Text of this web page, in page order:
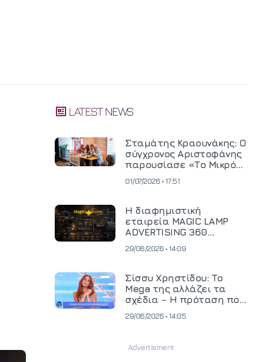
LATEST NEWS
Σταμάτης Κραουνάκης: Ο
σύγχρονος Αριστοφάνης
παρουσίασε «Το Μικρό
01/07/2026 • 17:51
Η διαφημιστική
εταιρεία MAGIC LAMP
ADVERTISING 360
κινηματογραφική
και ανεβάζει τον πήχη
στην παραγωγή
οπτικοακουστικού
περιεχομένου
29/06/2026 • 14:09
Σίσσυ Χρηστίδου: Το
Mega της αλλάζει τα
σχέδια – Η πρόταση που
29/06/2026 • 14:05